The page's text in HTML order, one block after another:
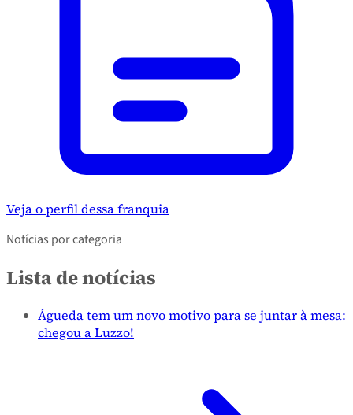
Veja o perfil dessa franquia
Notícias por categoria
Lista de notícias
Águeda tem um novo motivo para se juntar à mesa:
chegou a Luzzo!